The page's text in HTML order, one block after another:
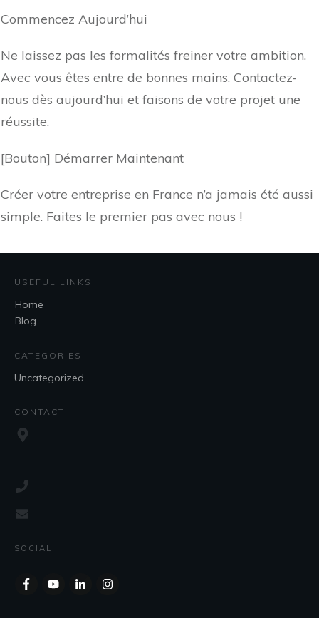
Commencez Aujourd’hui
Ne laissez pas les formalités freiner votre ambition.
Avec vous êtes entre de bonnes mains. Contactez-
nous dès aujourd’hui et faisons de votre projet une
réussite.
[Bouton] Démarrer Maintenant
Créer votre entreprise en France n’a jamais été aussi
simple. Faites le premier pas avec nous !
USEFUL LINKS
Home
Blog
CATEGORIES
Uncategorized
CONTACT
SOCIAL